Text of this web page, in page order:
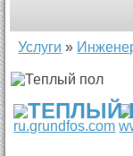
Вы здесь
Услуги »
ТЕПЛЫЙ